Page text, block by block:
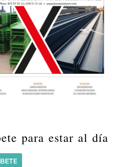
para estar al día